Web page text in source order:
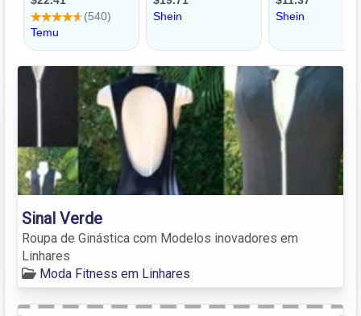
Sinal Verde
Roupa de Ginástica com Modelos inovadores em
Linhares
Moda Fitness em Linhares